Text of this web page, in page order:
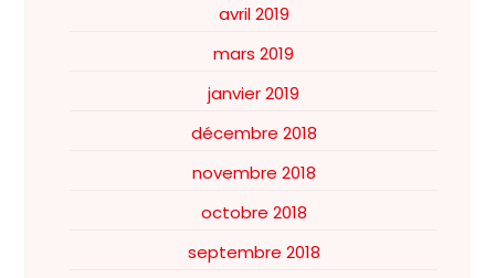
avril 2019
mars 2019
janvier 2019
décembre 2018
novembre 2018
octobre 2018
septembre 2018